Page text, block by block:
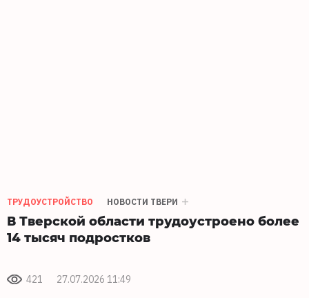
ТРУДОУСТРОЙСТВО НОВОСТИ ТВЕРИ
В Тверской области трудоустроено более
14 тысяч подростков
421 27.07.2026 11:49